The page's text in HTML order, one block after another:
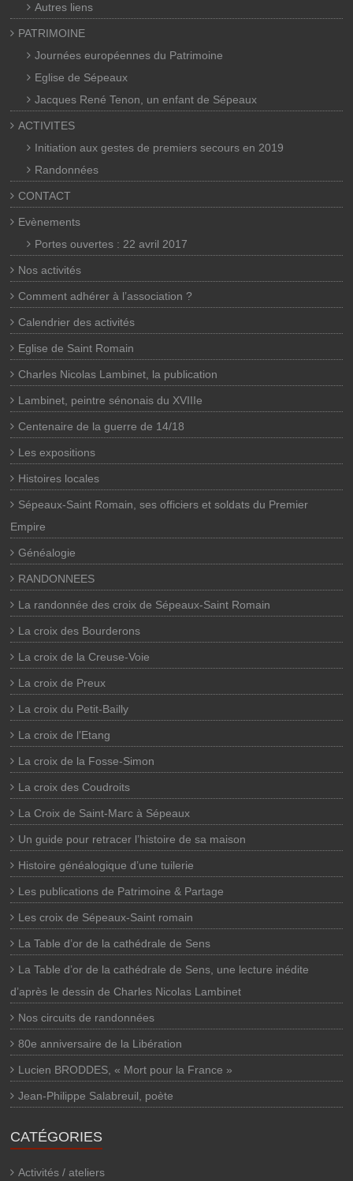
Autres liens
PATRIMOINE
Journées européennes du Patrimoine
Eglise de Sépeaux
Jacques René Tenon, un enfant de Sépeaux
ACTIVITES
Initiation aux gestes de premiers secours en 2019
Randonnées
CONTACT
Evènements
Portes ouvertes : 22 avril 2017
Nos activités
Comment adhérer à l’association ?
Calendrier des activités
Eglise de Saint Romain
Charles Nicolas Lambinet, la publication
Lambinet, peintre sénonais du XVIIIe
Centenaire de la guerre de 14/18
Les expositions
Histoires locales
Sépeaux-Saint Romain, ses officiers et soldats du Premier
Empire
Généalogie
RANDONNEES
La randonnée des croix de Sépeaux-Saint Romain
La croix des Bourderons
La croix de la Creuse-Voie
La croix de Preux
La croix du Petit-Bailly
La croix de l’Etang
La croix de la Fosse-Simon
La croix des Coudroits
La Croix de Saint-Marc à Sépeaux
Un guide pour retracer l’histoire de sa maison
Histoire généalogique d’une tuilerie
Les publications de Patrimoine & Partage
Les croix de Sépeaux-Saint romain
La Table d’or de la cathédrale de Sens
La Table d’or de la cathédrale de Sens, une lecture inédite
d’après le dessin de Charles Nicolas Lambinet
Nos circuits de randonnées
80e anniversaire de la Libération
Lucien BRODDES, « Mort pour la France »
Jean-Philippe Salabreuil, poète
CATÉGORIES
Activités / ateliers